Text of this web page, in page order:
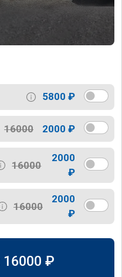
5800 ₽
16000 2000 ₽
16000
2000
₽
16000
2000
₽
16000 ₽